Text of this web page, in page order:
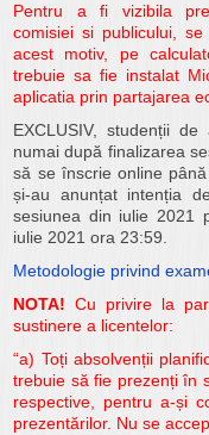
Pentru a fi vizibila
comisiei si publicului,
acest motiv, pe
trebuie sa fie instalat
aplicatia prin partajarea
EXCLUSIV, studenții
numai după finalizarea
să se înscrie online
și-au anunțat intenția
sesiunea din iulie 2021
iulie 2021 ora 23:59.
Metodologie privind
NOTA! Cu privire la
sustinere a licentelor:
“a) Toți absolvenții
trebuie să fie prezenți în
respective, pentru a-și
prezentărilor. Nu se